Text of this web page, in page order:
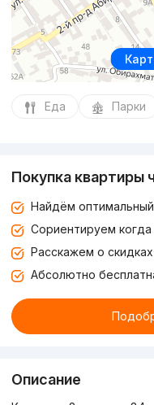
Еда Парки
Покупка квартиры
Найдём
Сориентируем когда
Расскажем о
Абсолютно
Описание